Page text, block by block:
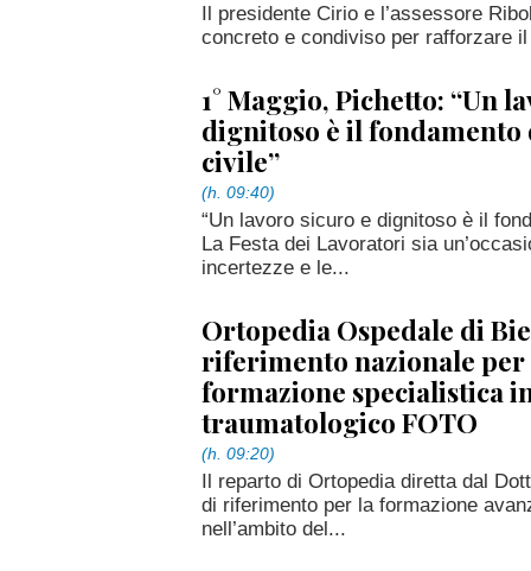
Il presidente Cirio e l’assessore
concreto e condiviso per rafforzare
1° Maggio, Pichetto: “Un
dignitoso è il fondamento
civile”
(h. 09:40)
“Un lavoro sicuro e dignitoso è il
La Festa dei Lavoratori sia
incertezze e le...
Ortopedia Ospedale di
riferimento nazionale per
formazione specialistica
traumatologico FOTO
(h. 09:20)
Il reparto di Ortopedia diretta dal
di riferimento per la formazione
nell’ambito del...